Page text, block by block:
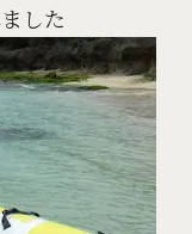
した